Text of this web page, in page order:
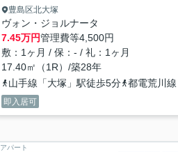
豊島区北大塚
ヴォン・ジョルナータ
7.45万円管理費等4,500円
敷：1ヶ月 / 保：- / 礼：1ヶ月
17.40㎡（1R）/築28年
山手線「大塚」駅徒歩5分
都電荒川線「大塚駅
即入居可
アパート